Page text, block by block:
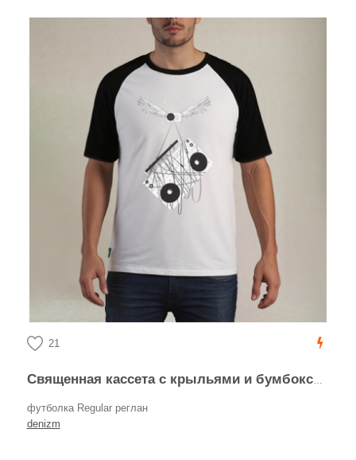
21
Священная кассета с крыльями и бумбоксы в пленке
футболка Regular реглан
denizm